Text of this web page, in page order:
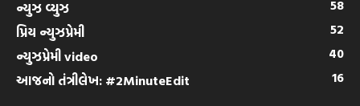
ન્યુઝ વ્યુઝ
58
પ્રિય ન્યુઝપ્રેમી
52
ન્યુઝપ્રેમી video
40
આજનો તંત્રીલેખ: #2MinuteEdit
16